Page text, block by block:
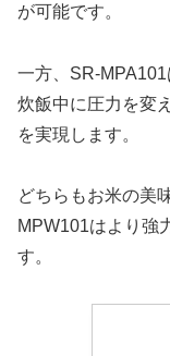
が可能です。
一方、SR-MPA101
炊飯中に圧力を変
を実現します。
どちらもお米の美
MPW101はより強
す。